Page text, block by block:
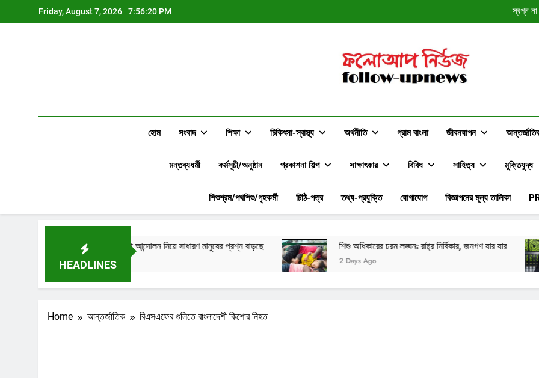
to
Friday, August 7, 2026 7:56:21 PM
ফলোআপ নিউজের প্রাথমিক অনুসন্ধানঃ
ফলোআপ নিউজের প্রাথমিক অনুসন্ধানঃ
ফলোআপ নিউজ
হোম সংবাদ শিক্ষা চিকিৎসা-স্বাস্থ্য অর্থনীতি গ্রাম বাংলা জীবনযাপন
মন্তব্যধর্মী কর্মসূচী/অনুষ্ঠান প্রকাশনা শিল্প সাক্ষাৎকার বিবিধ সাহিত্য মুক্তিযুদ্ধ
শিশুশ্রম/পথশিশু/গৃহকর্মী চিঠি-পত্র তথ্য-প্রযুক্তি যোগাযোগ বিজ্ঞাপনের মূল্য তালিকা
HEADLINES
জুলাই আন্দোলন নিয়ে সাধারণ মানুষের প্রশ্ন বাড়ছে শিশু অধিকারের চরম লঙ্ঘনঃ রাষ্ট্র নির্বিকার, জনগণ যার যার
2 Days Ago
ফলোআপ
2 Days Ago
Home আন্তর্জাতিক বিএসএফের গুলিতে বাংলাদেশী কিশোর নিহত